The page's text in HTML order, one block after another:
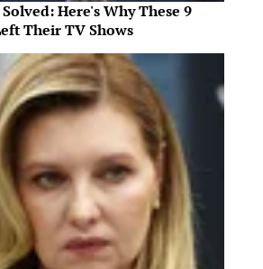
Here's Why These 9
Their TV Shows